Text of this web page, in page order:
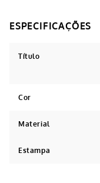
Título
Cor
Material
Estampa